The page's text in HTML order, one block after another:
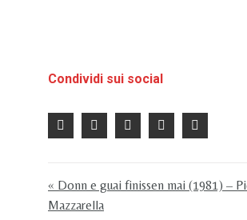
Condividi sui social
« Donn e guai finissen mai (1981) –
Mazzarella